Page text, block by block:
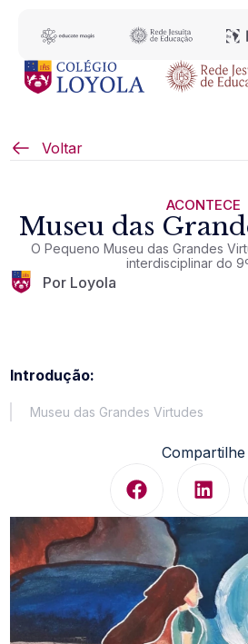
Voltar
ACONTECE
Museu das
O Pequeno Museu das Grandes
interdisciplinar do
Por Loyola
Introdução:
Museu das Grandes Virtudes
Compartilhe